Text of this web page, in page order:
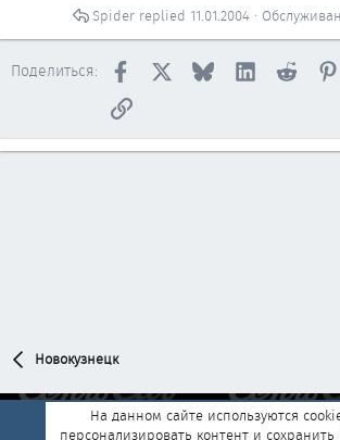
11.01.2004
Spider
Поделиться: Facebook BlueskyLinkedInReddit
Ссылка
Новокузнецк
На данном сайте используются
персонализировать контент и